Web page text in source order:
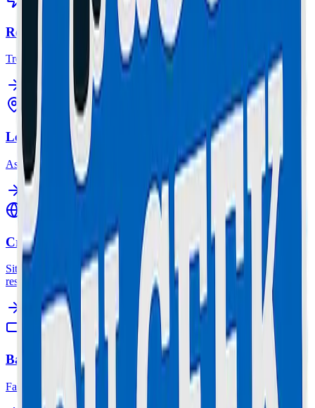
Réparation Mobilité
Trottinettes. Retrait gratuit inclus.
Location Trottinette
Assurance & casque inclus.
Création de Sites Web
Sites vitrines, e-commerce & refonte. Design moderne, SEO &
responsive.
Batterie Lab
Fabrication et reconditionnement sur mesure.